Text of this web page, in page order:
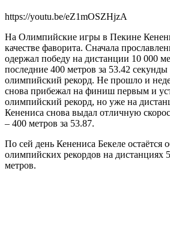
https://youtu.be/eZ1mOSZHjzA
На Олимпийские игры в Пекине
качестве фаворита. Сначала
одержал победу на дистанции 10 000
последние 400 метров за 53.42
олимпийский рекорд. Не прошло и
снова прибежал на финиш первым и
олимпийский рекорд, но уже на
Кенениса снова выдал отличную
– 400 метров за 53.87.
По сей день Кенениса Бекеле остаётся
олимпийских рекордов на дистанциях
метров.